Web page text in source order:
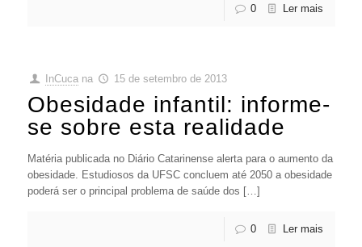
0 Ler mais
InCuca na 15 de setembro de 2013
Obesidade infantil: informe-
se sobre esta realidade
Matéria publicada no Diário Catarinense alerta para o aumento da
obesidade. Estudiosos da UFSC concluem até 2050 a obesidade
poderá ser o principal problema de saúde dos […]
0 Ler mais